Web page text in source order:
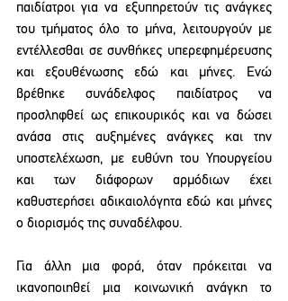
παιδίατροι για να εξυπηρετούν τις ανάγκες
του τμήματος όλο το μήνα, λειτουργούν με
εντέλλεσθαι σε συνθήκες υπερεφημέρευσης
και εξουθένωσης εδώ και μήνες. Ενώ
βρέθηκε συνάδελφος παιδίατρος να
προσληφθεί ως επικουρικός και να δώσει
ανάσα στις αυξημένες ανάγκες και την
υποστελέχωση, με ευθύνη του Υπουργείου
και των διάφορων αρμόδιων έχει
καθυστερήσει αδικαιολόγητα εδώ και μήνες
ο διορισμός της συναδέλφου.
Για άλλη μια φορά, όταν πρόκειται να
ικανοποιηθεί μια κοινωνική ανάγκη το